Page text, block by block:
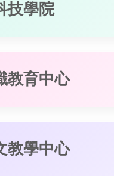
技學院
教育中心
教學中心